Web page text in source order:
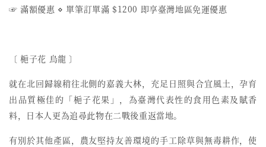
☞ 滿額優惠 ⋄ 單筆訂單滿 $1200 即享臺灣地區免運優惠
〔 梔子花 烏龍 〕
就在北回歸線稍往北側的嘉義大林，充足日照與合宜風土，孕育
出品質極佳的「梔子花果」，為臺灣代表性的食用色素及賦香
料，日本人更為追尋此物在二戰後重返當地。
有別於其他產區，農友堅持友善環境的手工除草與無毒耕作，使